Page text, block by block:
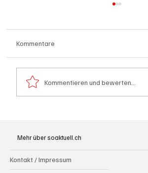
Kommentare
Kommentieren und bewerten...
Mehr über soaktuell.ch
Kontakt / Impressum